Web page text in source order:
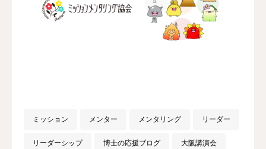
ミッション メンター メンタリング リーダー
リーダーシップ 博士の応援ブログ 大阪講演会